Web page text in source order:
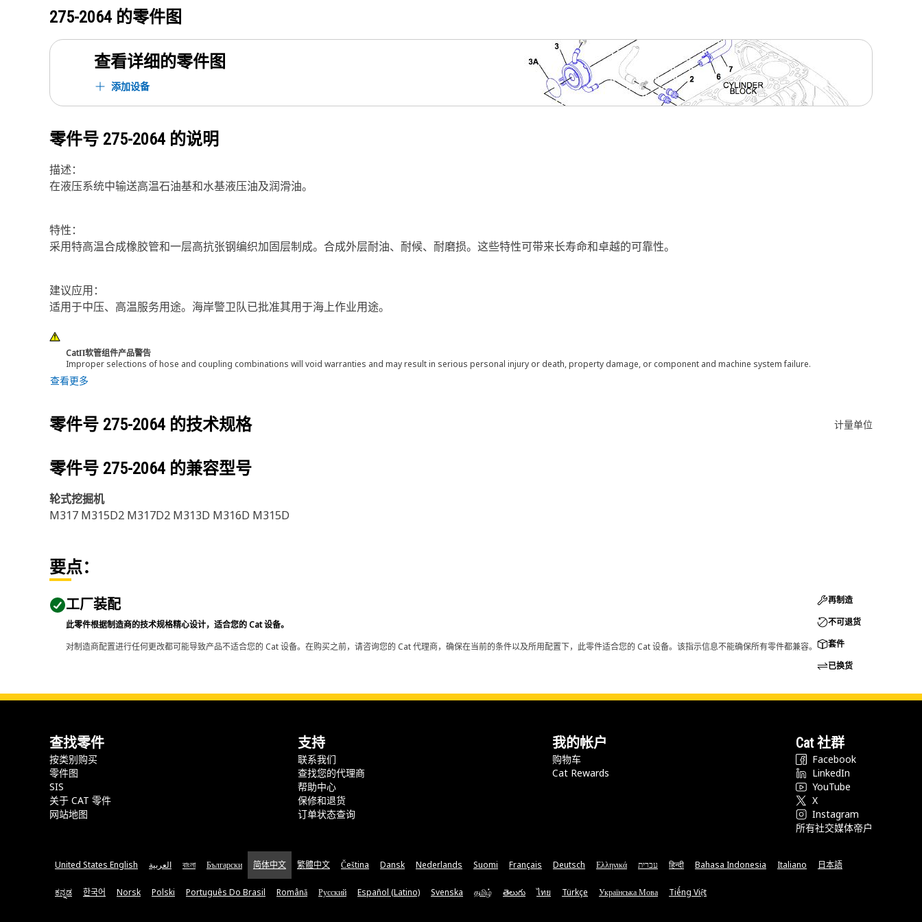
275-2064 的零件图
查看详细的零件图
添加设备
零件号 275-2064 的说明
描述：
在液压系统中输送高温石油基和水基液压油及润滑油。
特性：
采用特高温合成橡胶管和一层高抗张钢编织加固层制成。合成外层耐油、耐候、耐磨损。这些特性可带来长寿命和卓越的可靠性。
建议应用：
适用于中压、高温服务用途。海岸警卫队已批准其用于海上作业用途。
CatΠ软管组件产品警告
Improper selections of hose and coupling combinations will void warranties and may result in serious personal injury or death, property damage, or component and machine system failure.
查看更多
零件号 275-2064 的技术规格 计量单位
零件号 275-2064 的兼容型号
轮式挖掘机
M317 M315D2 M317D2 M313D M316D M315D
要点：
工厂装配
此零件根据制造商的技术规格精心设计，适合您的 Cat 设备。
对制造商配置进行任何更改都可能导致产品不适合您的 Cat 设备。在购买之前，请咨询您的 Cat 代理商，确保在当前的条件以及所用配置下，此零件适合您的 Cat 设备。该指示信息不能确保所有零件都兼容。
再制造
不可退货
套件
已换货
查找零件
按类别购买
零件图
SIS
关于 CAT 零件
网站地图
支持
联系我们
查找您的代理商
帮助中心
保修和退货
订单状态查询
我的帐户
购物车
Cat Rewards
Cat 社群
Facebook
LinkedIn
YouTube
X
Instagram
所有社交媒体帝户
United States English العربية বাংলা Български 简体中文 繁體中文 Čeština Dansk Nederlands Suomi Français Deutsch Ελληνικά עברית हिन्दी Bahasa Indonesia Italiano 日本語
ಕನ್ನಡ 한국어 Norsk Polski Português Do Brasil Română Русский Español (Latino) Svenska தமிழ் తెలుగు ไทย Türkçe Українська Мова Tiếng Việt